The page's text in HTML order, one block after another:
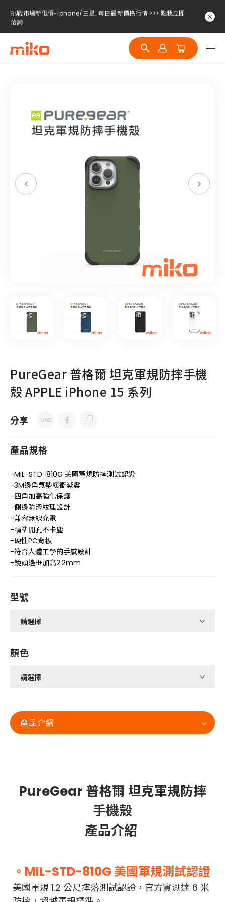
挑戰市場新低價-iphone/三星..每日最新價格行情 >>> 點我立即
洽詢
挑戰市場新低價-iphone/三星..每日最新價格行情 >>> 點我立即
洽詢
挑戰市場新低價-iphone/三星..每日最新價格行情 >>> 點我立即
PureGear 普格爾 坦克軍規防摔手機
殼 APPLE iPhone 15 系列
分享
產品規格
-MIL-STD-810G 美國軍規防摔測試認證
-3M邊角氣墊緩衝減震
-四角加高強化保護
-側邊防滑紋理設計
-兼容無線充電
-精準開孔不卡塵
-硬性PC背板
-符合人體工學的手感設計
-鏡頭邊框加高2.2mm
型號
顏色
產品介紹
PureGear 普格爾 坦克軍規防摔
手機殼
產品介紹
。MIL-STD-810G 美國軍規測試認證
美國軍規 1.2 公尺摔落測試認證，官方實測達 6 米